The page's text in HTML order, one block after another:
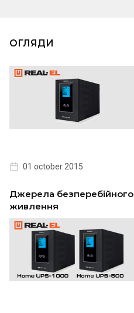
ОГЛЯДИ
01 october 2015
Джерела безперебійного
живлення